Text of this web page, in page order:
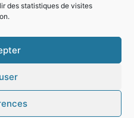
des statistiques de visites
de la mairie